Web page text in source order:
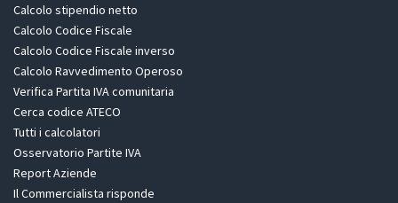
Calcolo stipendio netto
Calcolo Codice Fiscale
Calcolo Codice Fiscale inverso
Calcolo Ravvedimento Operoso
Verifica Partita IVA comunitaria
Cerca codice ATECO
Tutti i calcolatori
Osservatorio Partite IVA
Report Aziende
Il Commercialista risponde